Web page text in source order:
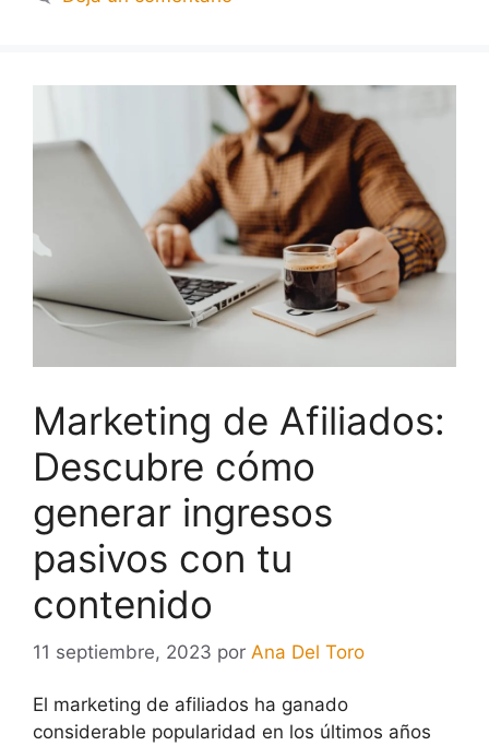
Marketing de Afiliados:
Descubre cómo
generar ingresos
pasivos con tu
contenido
11 septiembre, 2023 por Ana Del Toro
El marketing de afiliados ha ganado
considerable popularidad en los últimos años